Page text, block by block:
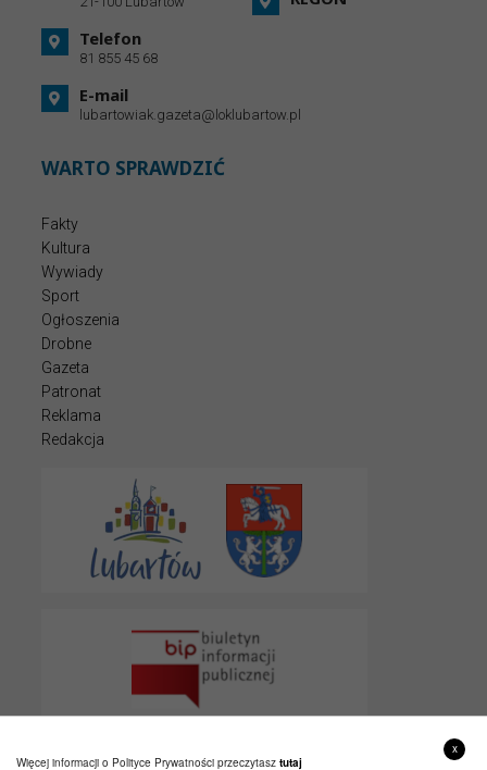
Telefon
81 855 45 68
E-mail
lubartowiak.gazeta@loklubartow.pl
WARTO SPRAWDZIĆ
Fakty
Kultura
Wywiady
Sport
Ogłoszenia
Drobne
Gazeta
Patronat
Reklama
Redakcja
x
Więcej informacji o Polityce Prywatności przeczytasz tutaj